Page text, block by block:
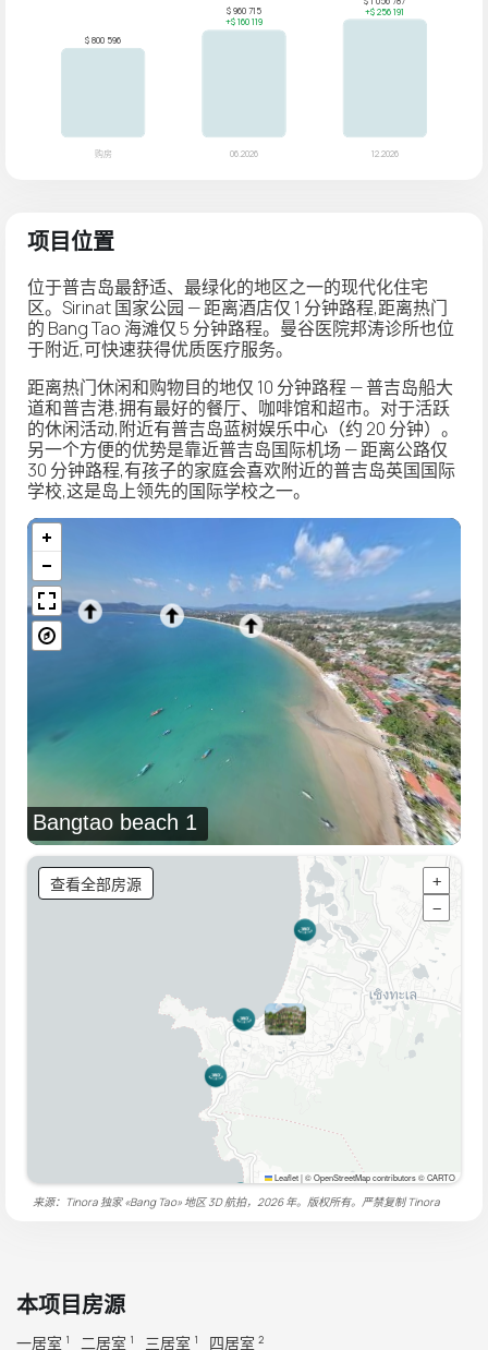
项目位置
位于普吉岛最舒适、最绿化的地区之一的现代化住宅
区。Sirinat 国家公园 — 距离酒店仅 1 分钟路程,距离热门
的 Bang Tao 海滩仅 5 分钟路程。曼谷医院邦涛诊所也位
于附近,可快速获得优质医疗服务。
距离热门休闲和购物目的地仅 10 分钟路程 — 普吉岛船大
道和普吉港,拥有最好的餐厅、咖啡馆和超市。对于活跃
的休闲活动,附近有普吉岛蓝树娱乐中心（约 20 分钟）。
另一个方便的优势是靠近普吉岛国际机场 — 距离公路仅
30 分钟路程,有孩子的家庭会喜欢附近的普吉岛英国国际
学校,这是岛上领先的国际学校之一。
Bangtao beach 1
查看全部房源
+
−
Leaflet|© OpenStreetMap contributors © CARTO
来源：Tinora 独家 «Bang Tao» 地区 3D 航拍，2026 年。版权所有。严禁复制Tinora
本项目房源
一居室 1 二居室 1 三居室 1 四居室 2